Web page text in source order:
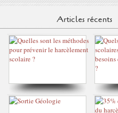
Articles récents